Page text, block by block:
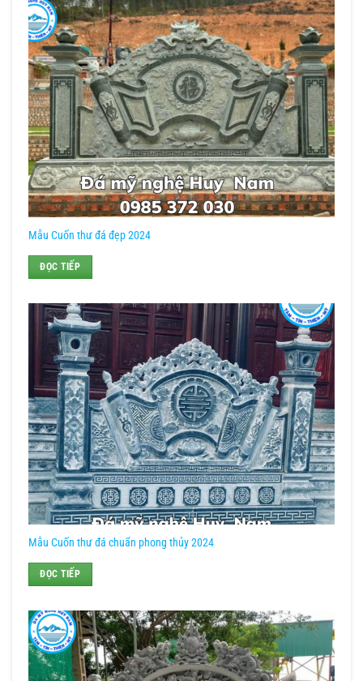
Mẫu Cuốn thư đá đẹp 2024
ĐỌC TIẾP
Mẫu Cuốn thư đá chuẩn phong thủy 2024
ĐỌC TIẾP